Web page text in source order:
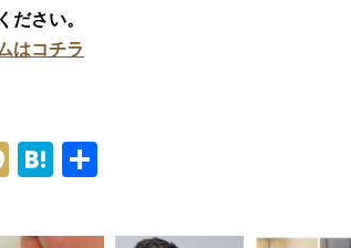
ださい。
はコチラ
MixiHatena